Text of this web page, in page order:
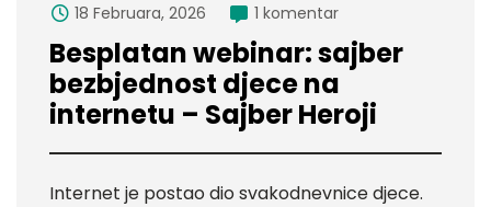
18 Februara, 2026 1 komentar
Besplatan webinar: sajber
bezbjednost djece na
internetu – Sajber Heroji
Internet je postao dio svakodnevnice djece.